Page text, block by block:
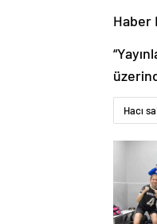
Haber
Hacı